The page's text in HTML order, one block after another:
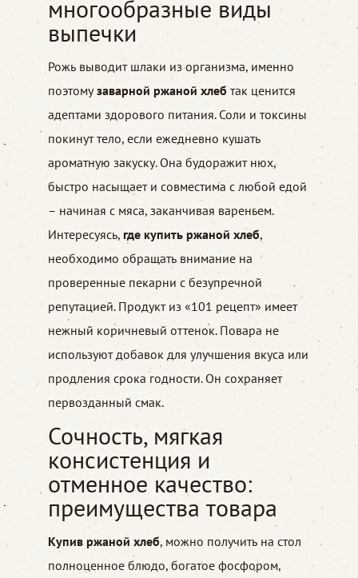
многообразные виды
выпечки
Рожь выводит шлаки из организма, именно
поэтомузаварной ржаной хлеб так ценится
адептами здорового питания. Соли и токсины
покинут тело, если ежедневно кушать
ароматную закуску. Она будоражит нюх,
быстро насыщает и совместима с любой едой
– начиная с мяса, заканчивая вареньем.
Интересуясь, где купить ржаной хлеб,
необходимо обращать внимание на
проверенные пекарни с безупречной
репутацией. Продукт из «101 рецепт» имеет
нежный коричневый оттенок. Повара не
используют добавок для улучшения вкуса или
продления срока годности. Он сохраняет
первозданный смак.
Сочность, мягкая
консистенция и
отменное качество:
преимущества товара
Купив ржаной хлеб, можно получить на стол
полноценное блюдо, богатое фосфором,